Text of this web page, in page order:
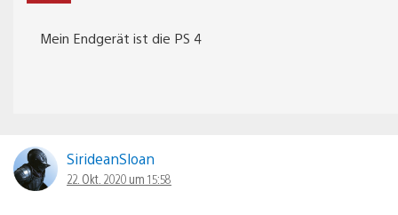
Mein Endgerät ist die PS 4
SirideanSloan
22. Okt. 2020 um 15:58